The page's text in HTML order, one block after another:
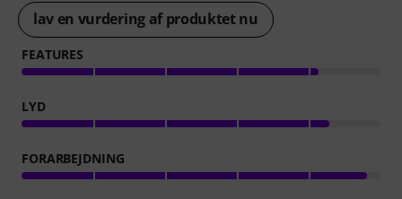
lav en vurdering af produktet nu
FEATURES
LYD
FORARBEJDNING